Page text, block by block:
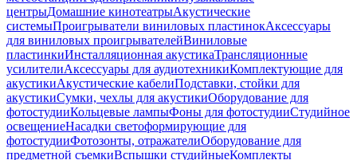
центрыДомашние кинотеатрыАкустические
системыПроигрыватели виниловых пластинокАксессуары
для виниловых проигрывателейВиниловые
пластинкиИнсталляционная акустикаТрансляционные
усилителиАксессуары для аудиотехникиКомплектующие для
акустикиАкустические кабелиПодставки, стойки для
акустикиСумки, чехлы для акустикиОборудование для
фотостудииКольцевые лампыФоны для фотостудииСтудийное
освещениеНасадки светоформирующие для
фотостудииФотозонты, отражателиОборудование для
предметной съемкиВспышки студийныеКомплекты